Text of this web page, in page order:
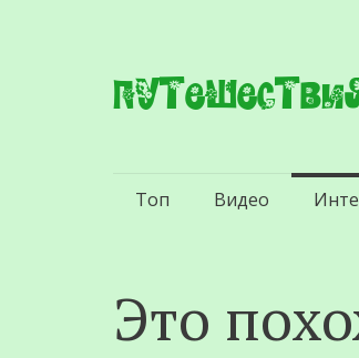
Перейти
Топ Видео
Это